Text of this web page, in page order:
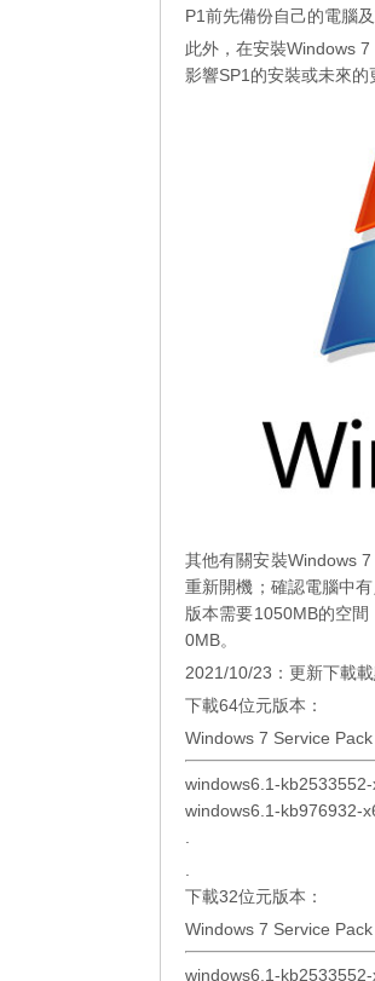
P1前先備份自己的電腦
此外，在安裝Windows
影響SP1的安裝或未來的
其他有關安裝Windows
重新開機；確認電腦中
版本需要1050MB的空
0MB。
2021/10/23：更新下載
下載64位元版本：
Windows 7 Service
windows6.1-
windows6.1-kb976932-
下載32位元版本：
Windows 7 Service
windows6.1-